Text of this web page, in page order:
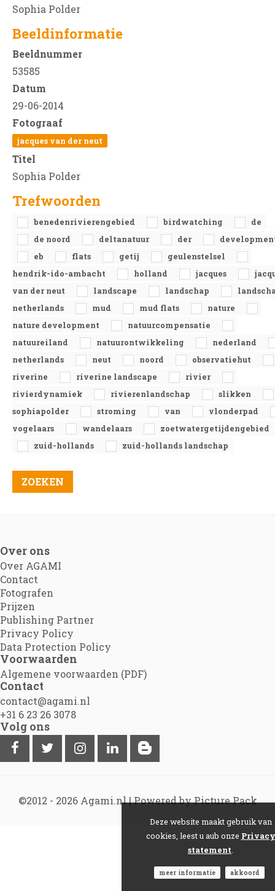
Sophia Polder
Beeldinformatie
Beeldnummer
53585
Datum
29-06-2014
Fotograaf
jacques van der neut
Titel
Sophia Polder
Trefwoorden
benedenrivierengebied birdwatching
de
de noord
deltanatuur der
eb
flats getij
geulenstelsel
hendrik-ido-ambacht
holland jacques
van der neut
landscape landschap
netherlands
mud mud flats
nature
nature development
natuurcompensatie
natuureiland
natuurontwikkeling
nederland
netherlands
neut noord
observatiehut
riverine
riverine landscape
rivier
rivierdynamiek
rivierenlandschap
slikken
sophiapolder
stroming van
vlonderpad
vogelaars
wandelaars
zoetwatergetijdengebied
zuid-hollands
zuid-hollands landschap
Over ons
Over AGAMI
Contact
Fotografen
Prijzen
Publishing Partner
Privacy Policy
Data Protection Policy
Voorwaarden
Algemene voorwaarden (PDF)
Contact
contact@agami.nl
+31 6 23 26 3078
Volg ons
©2012 - 2026 Agami.nl|Powered by Picture Pack
Deze website maakt gebruik van
cookies, leest u aub onze Privacy
statement
meer informatie akkoord